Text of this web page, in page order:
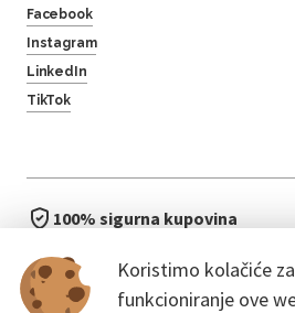
Koristimo kolačiće
funkcioniranje ove
Facebook
Instagram
LinkedIn
TikTok
100% sigurna kupovina
bez čekanja u redu